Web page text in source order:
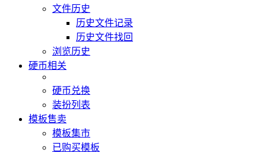
文件历史
历史文件记录
历史文件找回
浏览历史
硬币相关
硬币兑换
装扮列表
模板售卖
模板集市
已购买模板